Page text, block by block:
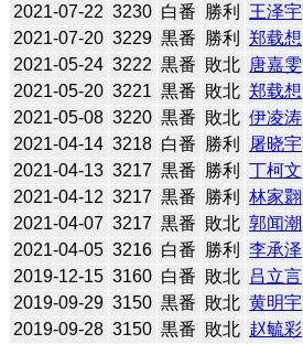
2021-07-22 3230 白番 勝利 王泽宇
2021-07-20 3229 黒番 勝利 郑载想
2021-05-24 3222 黒番 敗北 唐嘉雯
2021-05-20 3221 黒番 敗北 郑载想
2021-05-08 3220 黒番 敗北 伊凌涛
2021-04-14 3218 白番 勝利 屠晓宇
2021-04-13 3217 黒番 勝利 丁柯文
2021-04-12 3217 黒番 勝利 林家翾
2021-04-07 3217 黒番 敗北 郭闻潮
2021-04-05 3216 白番 勝利 李承泽
2019-12-15 3160 白番 敗北 吕立言
2019-09-29 3150 黒番 敗北 黄明宇
2019-09-28 3150 黒番 敗北 赵毓彩